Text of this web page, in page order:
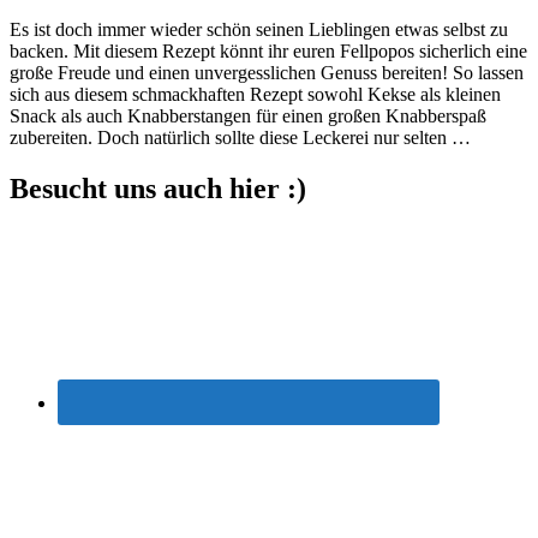
Es ist doch immer wieder schön seinen Lieblingen etwas selbst zu
backen. Mit diesem Rezept könnt ihr euren Fellpopos sicherlich eine
große Freude und einen unvergesslichen Genuss bereiten! So lassen
sich aus diesem schmackhaften Rezept sowohl Kekse als kleinen
Snack als auch Knabberstangen für einen großen Knabberspaß
zubereiten. Doch natürlich sollte diese Leckerei nur selten …
Besucht uns auch hier :)